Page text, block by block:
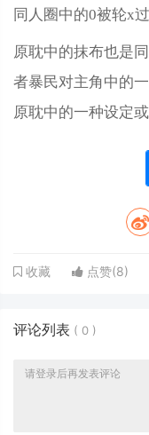
同人圈中的0被轮x过
原耽中的抹布也是
者暴民对主角中的
原耽中的一种设定或
收藏 点赞(8)
评论列表 ( 0 )